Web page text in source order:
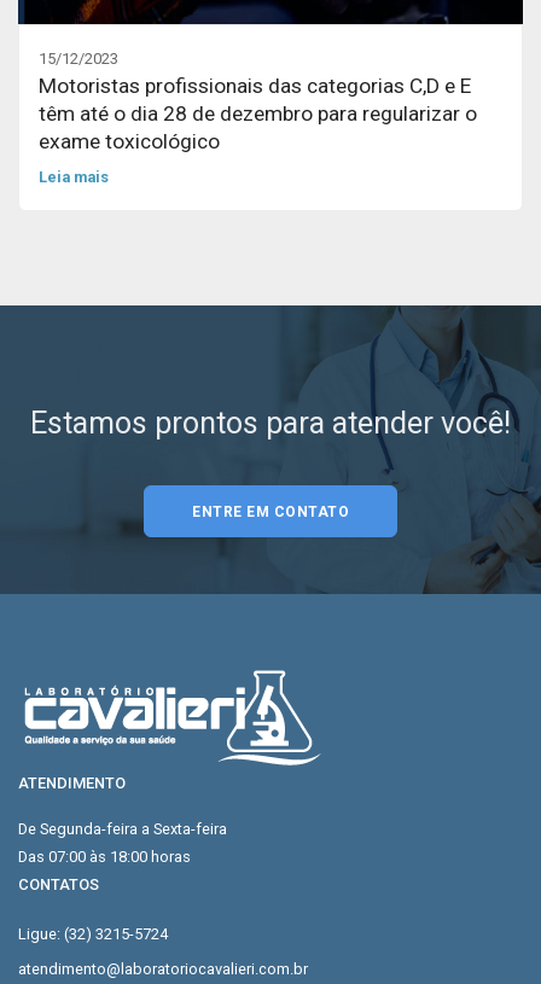
15/12/2023
Motoristas profissionais das categorias C,D e E
têm até o dia 28 de dezembro para regularizar o
exame toxicológico
Leia mais
Estamos prontos para atender você!
ENTRE EM CONTATO
ATENDIMENTO
De Segunda-feira a Sexta-feira
Das 07:00 às 18:00 horas
CONTATOS
Ligue: (32) 3215-5724
atendimento@laboratoriocavalieri.com.br